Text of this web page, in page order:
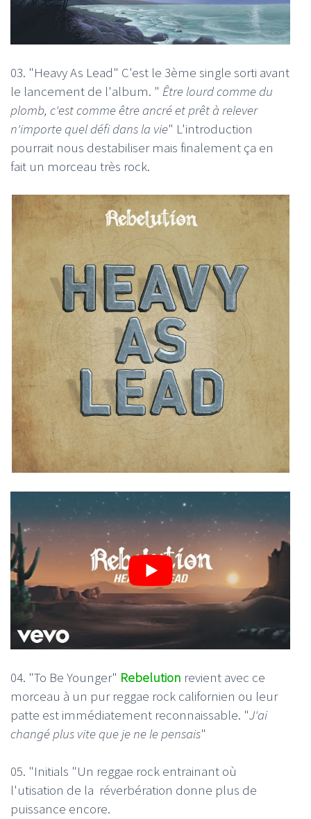
03. "Heavy As Lead" C'est le 3ème single sorti avant
le lancement de l'album. " Être lourd comme du
plomb, c'est comme être ancré et prêt à relever
n'importe quel défi dans la vie" L'introduction
pourrait nous destabiliser mais finalement ça en
fait un morceau très rock.
04. "To Be Younger" Rebelution revient avec ce
morceau à un pur reggae rock californien ou leur
patte est immédiatement reconnaissable. "J'ai
changé plus vite que je ne le pensais"
05. "Initials "Un reggae rock entrainant où
l'utisation de la réverbération donne plus de
puissance encore.